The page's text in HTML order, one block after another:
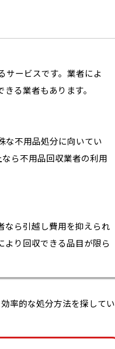
サービスです。業者によ
る業者もあります。
な不用品処分に向いてい
ら不用品回収業者の利用
なら引越し費用を抑えられ
より回収できる品目が限ら
率的な処分方法を探してい